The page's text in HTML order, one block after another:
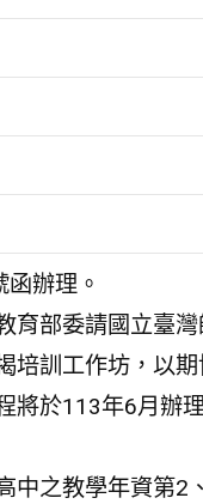
辦理。
育部委請國立臺
培訓工作坊，以
將於113年6月辦
中之教學年資第2